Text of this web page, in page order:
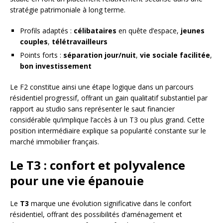
stratégie patrimoniale à long terme.
Profils adaptés : célibataires en quête d’espace, jeunes
couples, télétravailleurs
Points forts : séparation jour/nuit, vie sociale facilitée,
bon investissement
Le F2 constitue ainsi une étape logique dans un parcours
résidentiel progressif, offrant un gain qualitatif substantiel par
rapport au studio sans représenter le saut financier
considérable qu’implique l’accès à un T3 ou plus grand. Cette
position intermédiaire explique sa popularité constante sur le
marché immobilier français.
Le T3 : confort et polyvalence
pour une vie épanouie
Le T3 marque une évolution significative dans le confort
résidentiel, offrant des possibilités d’aménagement et